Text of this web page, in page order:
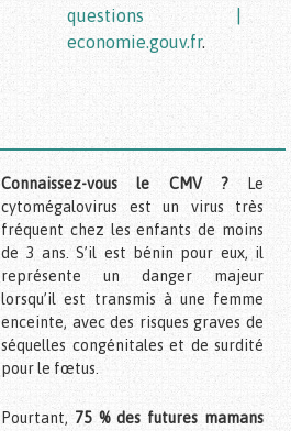
questions |
economie.gouv.fr.
Connaissez-vous le CMV ?Le
cytomégalovirus est un virus très
fréquent chez les enfants de moins
de 3 ans. S’il est bénin pour eux, il
représente un danger majeur
lorsqu’il est transmis à une femme
enceinte, avec des risques graves de
séquelles congénitales et de surdité
pour le fœtus.
Pourtant, 75 % des futures mamans